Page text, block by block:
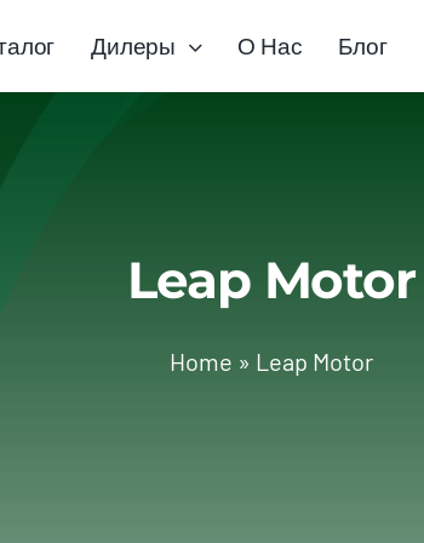
Дилеры О Нас Блог
Leap Motor
Home » Leap Motor